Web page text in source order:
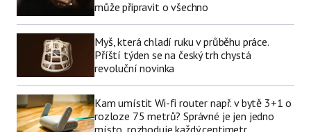
může připravit o všechno
Myš, která chladí ruku v průběhu práce.
Příští týden se na český trh chystá
revoluční novinka
Kam umístit Wi-fi router např. v bytě 3+1 o
rozloze 75 metrů? Správné je jen jedno
místo, rozhoduje každý centimetr